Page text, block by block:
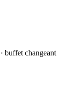
buffet changeant